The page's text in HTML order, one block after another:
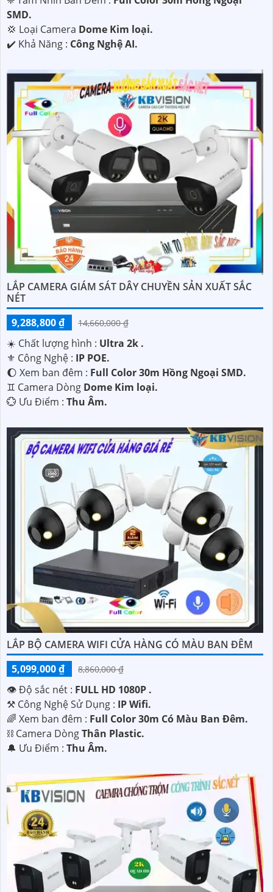
SMD.
💢 Loại Camera Dome Kim loại.
️✔️ Khả Năng : Công Nghệ AI.
LẮP CAMERA GIÁM SÁT DÂY CHUYỀN SẢN XUẤT SẮC
NÉT
9,288,800 ₫
14,660,000 ₫
☀️ Chất lượng hình : Ultra 2k .
⚜️ Công Nghệ : IP POE.
🌔 Xem ban đêm : Full Color 30m Hồng Ngoại SMD.
♊ Camera Dòng Dome Kim loại.
️💮 Ưu Điểm : Thu Âm.
LẮP BỘ CAMERA WIFI CỬA HÀNG CÓ MÀU BAN ĐÊM
5,099,000 ₫
8,860,000 ₫
👁 Độ sắc nét : FULL HD 1080P .
⚒ Công Nghệ Sử Dụng : IP Wifi.
🌈 Xem ban đêm : Full Color 30m Có Màu Ban Ðêm.
⛓ Camera DòngThân Plastic.
️🔔 Ưu Điểm : Thu Âm.